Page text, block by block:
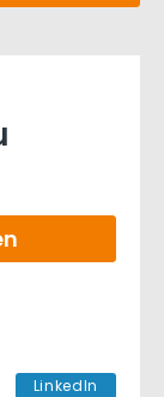
LinkedIn